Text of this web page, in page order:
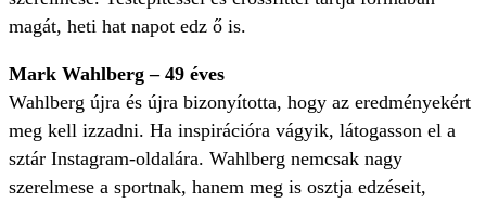
magát, heti hat napot edz ő is.
Mark Wahlberg – 49 éves
Wahlberg újra és újra bizonyította, hogy az eredményekért
meg kell izzadni. Ha inspirációra vágyik, látogasson el a
sztár Instagram-oldalára. Wahlberg nemcsak nagy
szerelmese a sportnak, hanem meg is osztja edzéseit,